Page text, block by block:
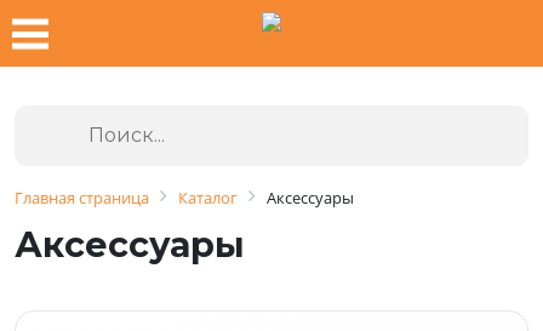
Главная страница Каталог Аксессуары
Аксессуары